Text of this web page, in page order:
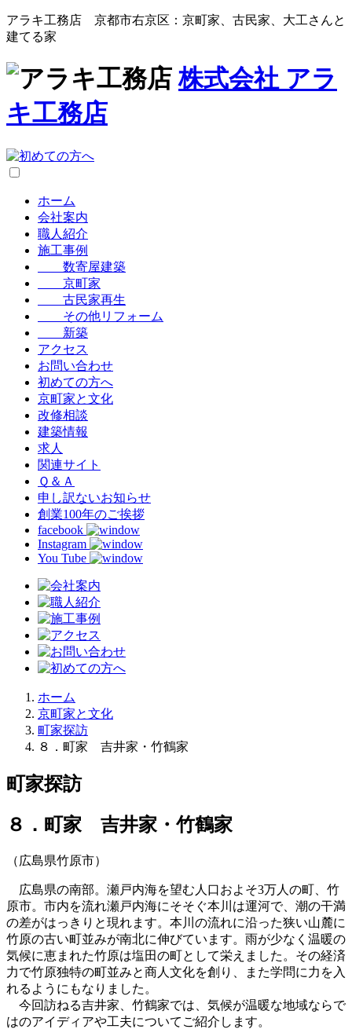
アラキ工務店 京都市右京区：京町家、古民家、大工さんと
建てる家
株式会社 アラ
キ工務店
ホーム
会社案内
職人紹介
施工事例
数寄屋建築
京町家
古民家再生
その他リフォーム
新築
アクセス
お問い合わせ
初めての方へ
京町家と文化
改修相談
建築情報
求人
関連サイト
Ｑ＆Ａ
申し訳ないお知らせ
創業100年のご挨拶
facebook
Instagram
You Tube
ホーム
京町家と文化
町家探訪
８．町家 吉井家・竹鶴家
町家探訪
８．町家 吉井家・竹鶴家
（広島県竹原市）
広島県の南部。瀬戸内海を望む人口およそ3万人の町、竹
原市。市内を流れ瀬戸内海にそそぐ本川は運河で、潮の干満
の差がはっきりと現れます。本川の流れに沿った狭い山麓に
竹原の古い町並みが南北に伸びています。雨が少なく温暖の
気候に恵まれた竹原は塩田の町として栄えました。その経済
力で竹原独特の町並みと商人文化を創り、また学問に力を入
れるようにもなりました。
今回訪ねる吉井家、竹鶴家では、気候が温暖な地域ならで
はのアイディアや工夫についてご紹介します。